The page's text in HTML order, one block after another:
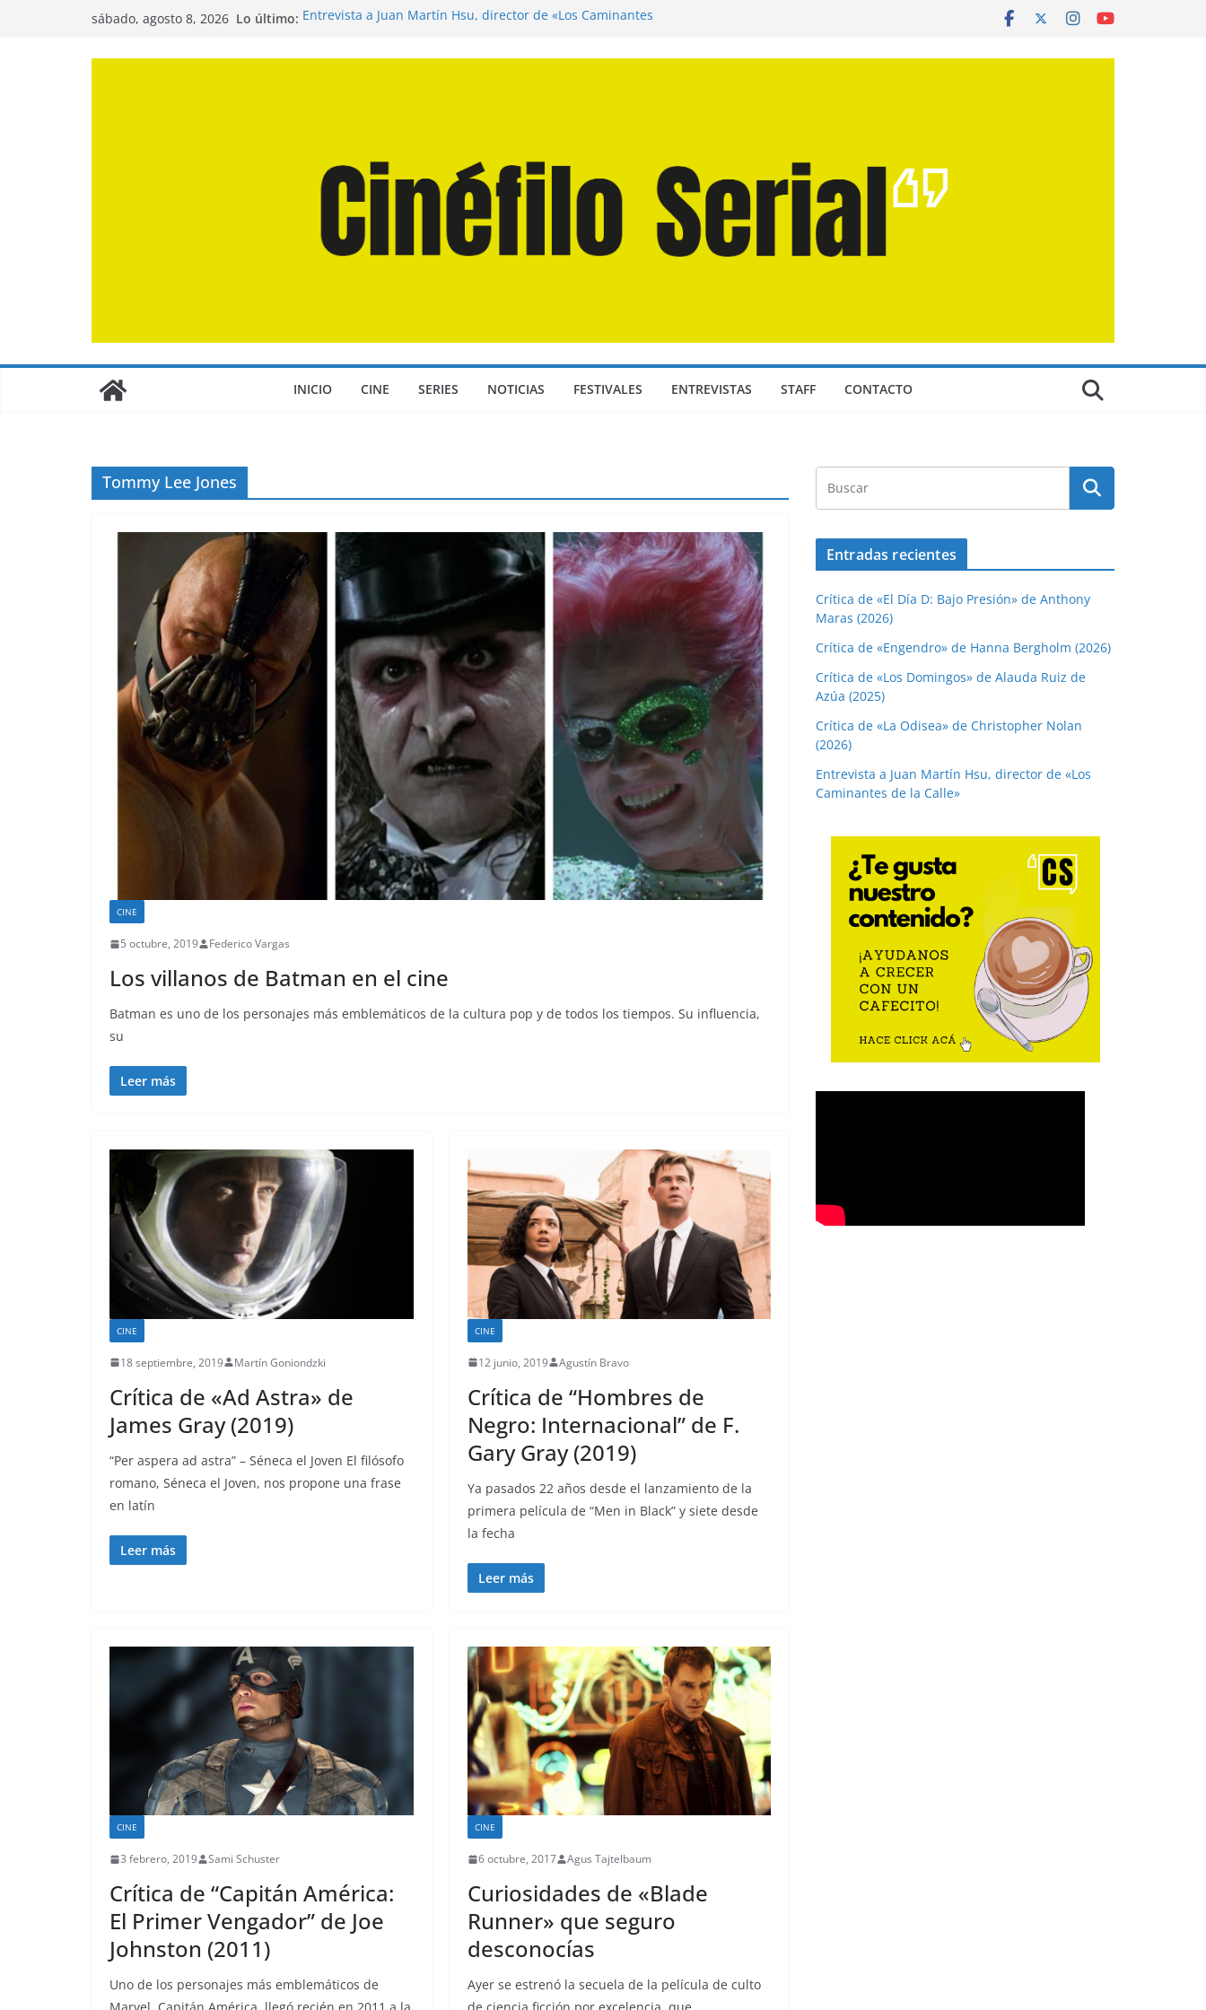
sábado, agosto 8, 2026 Lo último: Entrevista a Juan Martín Hsu, director de «Los Caminantes
INICIO CINE SERIES NOTICIAS FESTIVALES ENTREVISTAS STAFF CONTACTO
Tommy Lee Jones
CINE
5 octubre, 2019 Federico Vargas
Los villanos de Batman en el cine
Batman es uno de los personajes más emblemáticos de la cultura pop y de todos los tiempos. Su influencia,
su
Leer más
CINE
18 septiembre, 2019 Martín Goniondzki
Crítica de «Ad Astra» de
James Gray (2019)
“Per aspera ad astra” – Séneca el Joven El filósofo
romano, Séneca el Joven, nos propone una frase
en latín
Leer más
CINE
12 junio, 2019 Agustín Bravo
Crítica de “Hombres de
Negro: Internacional” de F.
Gary Gray (2019)
Ya pasados 22 años desde el lanzamiento de la
primera película de “Men in Black” y siete desde
la fecha
Leer más
CINE
3 febrero, 2019 Sami Schuster
Crítica de “Capitán América:
El Primer Vengador” de Joe
Johnston (2011)
Uno de los personajes más emblemáticos de
CINE
6 octubre, 2017 Agus Tajtelbaum
Curiosidades de «Blade
Runner» que seguro
desconocías
Ayer se estrenó la secuela de la película de culto
Entradas recientes
Crítica de «El Día D: Bajo Presión» de Anthony
Maras (2026)
Crítica de «Engendro» de Hanna Bergholm (2026)
Crítica de «Los Domingos» de Alauda Ruiz de
Azúa (2025)
Crítica de «La Odisea» de Christopher Nolan
(2026)
Entrevista a Juan Martín Hsu, director de «Los
Caminantes de la Calle»